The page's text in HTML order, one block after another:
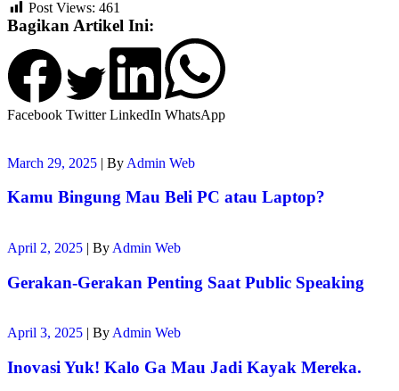
Post Views: 461
Bagikan Artikel Ini:
Facebook Twitter LinkedIn WhatsApp
March 29, 2025 | By Admin Web
Kamu Bingung Mau Beli PC atau Laptop?
April 2, 2025 | By Admin Web
Gerakan-Gerakan Penting Saat Public Speaking
April 3, 2025 | ByAdmin Web
Inovasi Yuk! Kalo Ga Mau Jadi Kayak Mereka.